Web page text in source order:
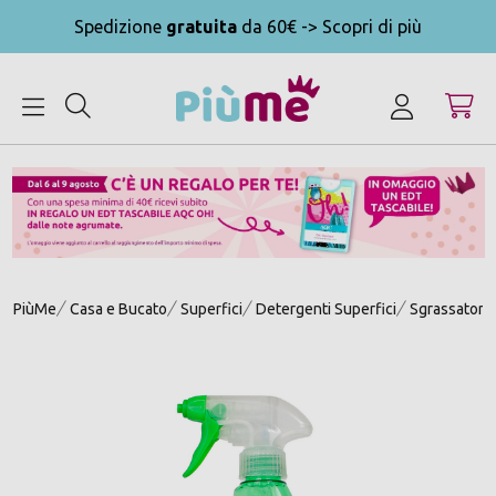
Spedizione gratuita da 60€ -> Scopri di più
PiùMe Casa e Bucato Superfici Detergenti Superfici Sgrassatori